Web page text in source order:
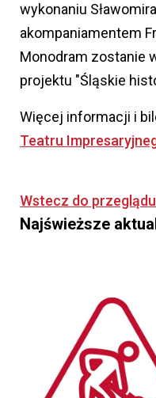
wykonaniu
akompaniamentem
Monodram zostanie
projektu "Śląskie
Więcej informacji i
Teatru
Wstecz do
Najświeższe